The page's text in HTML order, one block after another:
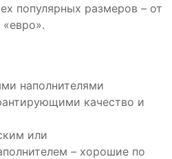
популярных размеров – от
наполнителями
качество и
или
– хорошие по